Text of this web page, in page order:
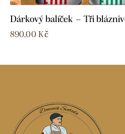
Dárkový balíček – Tři
890,00 Kč